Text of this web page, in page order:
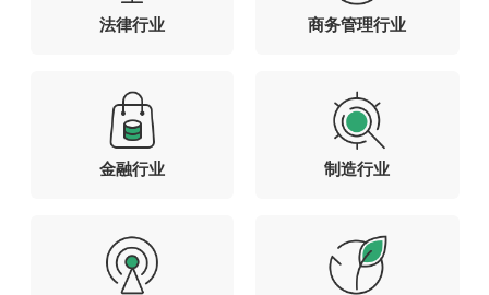
法律行业 商务管理行业
金融行业 制造行业